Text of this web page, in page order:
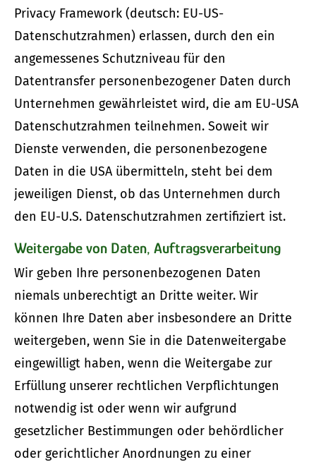
Privacy Framework (deutsch: EU-US-
Datenschutzrahmen) erlassen, durch den ein
angemessenes Schutzniveau für den
Datentransfer personenbezogener Daten durch
Unternehmen gewährleistet wird, die am EU-USA
Datenschutzrahmen teilnehmen. Soweit wir
Dienste verwenden, die personenbezogene
Daten in die USA übermitteln, steht bei dem
jeweiligen Dienst, ob das Unternehmen durch
den EU-U.S. Datenschutzrahmen zertifiziert ist.
Weitergabe von Daten, Auftragsverarbeitung
Wir geben Ihre personenbezogenen Daten
niemals unberechtigt an Dritte weiter. Wir
können Ihre Daten aber insbesondere an Dritte
weitergeben, wenn Sie in die Datenweitergabe
eingewilligt haben, wenn die Weitergabe zur
Erfüllung unserer rechtlichen Verpflichtungen
notwendig ist oder wenn wir aufgrund
gesetzlicher Bestimmungen oder behördlicher
oder gerichtlicher Anordnungen zu einer